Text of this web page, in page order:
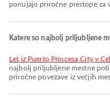
ponujajo priročne prestope za
Katere so najbolj priljubljene
let iz Puerto Princesa City v
najbolj priljubljene mestne
priročne povezave iz večjih